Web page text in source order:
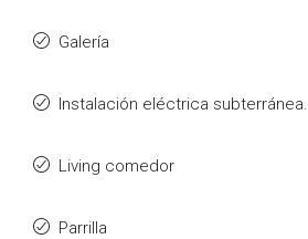
Galería
Instalación eléctrica subterránea.
Living comedor
Parrilla